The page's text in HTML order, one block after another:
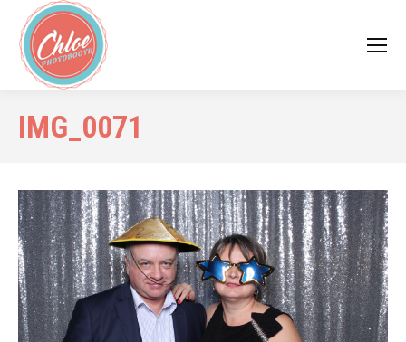
IMG_0071